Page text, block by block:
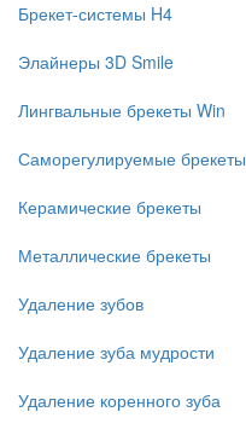
Брекет-системы H4
Элайнеры 3D Smile
Лингвальные брекеты Win
Саморегулируемые брекеты
Керамические брекеты
Металлические брекеты
Удаление зубов
Удаление зуба мудрости
Удаление коренного зуба